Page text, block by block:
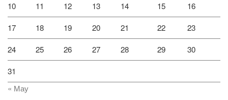
10 11 12 13 14 15 16
17 18 19 20 21 22 23
24 25 26 27 28 29 30
31
« Мау